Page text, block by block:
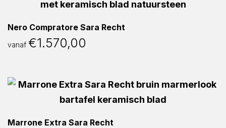
Nero Compratore Sara Recht
vanaf €1.570,00
Marrone Extra Sara Recht